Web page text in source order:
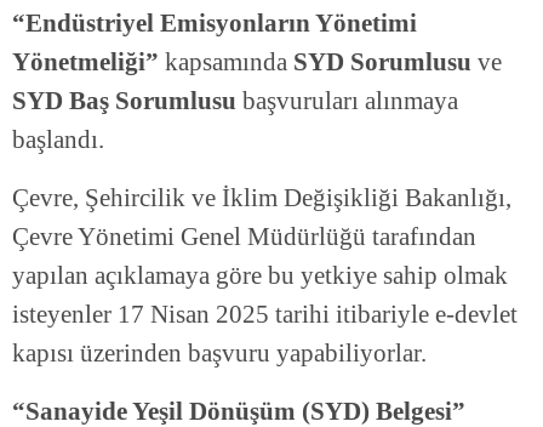
“Endüstriyel Emisyonların Yönetimi
Yönetmeliği” kapsamında SYD Sorumlusu ve
SYD Baş Sorumlusu başvuruları alınmaya
başlandı.
Çevre, Şehircilik ve İklim Değişikliği Bakanlığı,
Çevre Yönetimi Genel Müdürlüğü tarafından
yapılan açıklamaya göre bu yetkiye sahip olmak
isteyenler 17 Nisan 2025 tarihi itibariyle e-devlet
kapısı üzerinden başvuru yapabiliyorlar.
“Sanayide Yeşil Dönüşüm (SYD) Belgesi”